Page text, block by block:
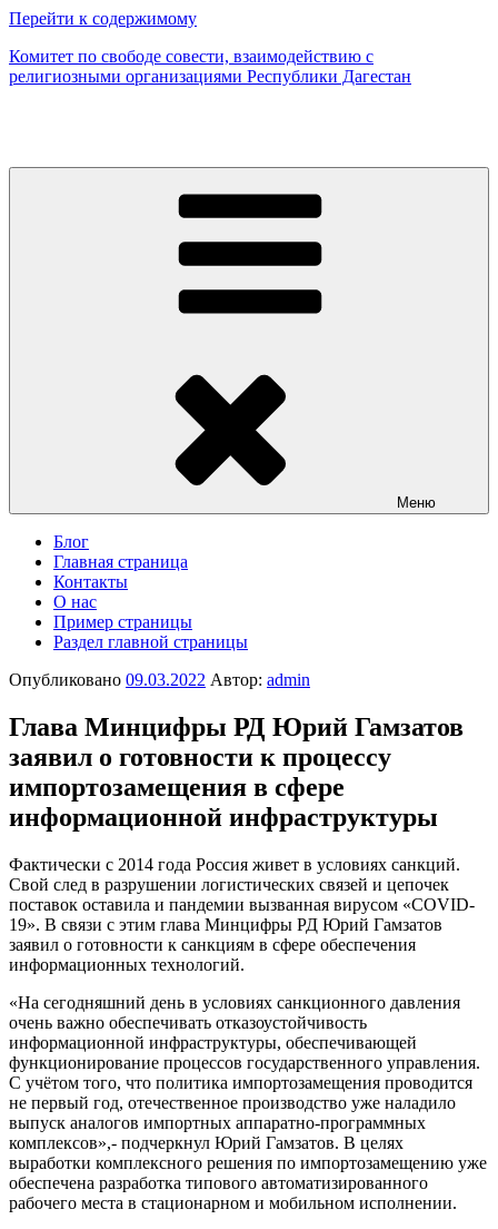
Перейти к содержимому
Комитет по свободе совести, взаимодействию с
религиозными организациями Республики Дагестан
Меню
Блог
Главная страница
Контакты
О нас
Пример страницы
Раздел главной страницы
Опубликовано 09.03.2022 Автор: admin
Глава Минцифры РД Юрий Гамзатов
заявил о готовности к процессу
импортозамещения в сфере
информационной инфраструктуры
Фактически с 2014 года Россия живет в условиях санкций.
Свой след в разрушении логистических связей и цепочек
поставок оставила и пандемии вызванная вирусом «COVID-
19». В связи с этим глава Минцифры РД Юрий Гамзатов
заявил о готовности к санкциям в сфере обеспечения
информационных технологий.
«На сегодняшний день в условиях санкционного давления
очень важно обеспечивать отказоустойчивость
информационной инфраструктуры, обеспечивающей
функционирование процессов государственного управления.
С учётом того, что политика импортозамещения проводится
не первый год, отечественное производство уже наладило
выпуск аналогов импортных аппаратно-программных
комплексов»,- подчеркнул Юрий Гамзатов. В целях
выработки комплексного решения по импортозамещению уже
обеспечена разработка типового автоматизированного
рабочего места в стационарном и мобильном исполнении.